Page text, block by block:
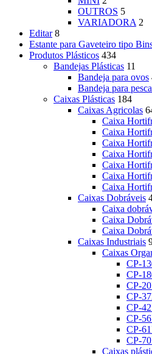
OUTROS 5
VARIADORA 2
Editar 8
Estante para Gaveteiro tipo
Produtos Plásticos 434
Bandejas Plásticas 11
Bandeja para ovos
Bandeja para
Caixas Plásticas 184
Caixas Agricolas
Caixa
Caixa
Caixa
Caixa
Caixa
Caixa
Caixa
Caixas Dobráveis
Caixa
Caixa
Caixa
Caixas Industriais
Caixas
CP-
CP-
CP-
CP-
CP-
CP-
CP-
CP-
Caixas